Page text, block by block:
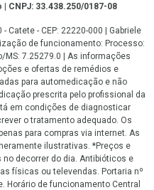
CNPJ: 33.438.250/0187-08
Catete - CEP: 22220-000 | Gabriele
de funcionamento: Processo:
7.25279.0 | As informações
e ofertas de remédios e
para automedicação e não
prescrita pelo profissional da
em condições de diagnosticar
o tratamento adequado. Os
para compras via internet. As
ilustrativas. *Preços e
decorrer do dia. Antibióticos e
físicas ou televendas. Portaria nº
Horário de funcionamento Central